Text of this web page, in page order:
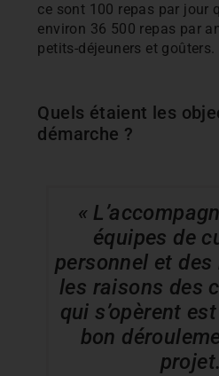
ce sont 100 repas par jour
environ 36 500 repas par
petits-déjeuners et goûters.
Quels étaient les
démarche ?
«
équipes de
personnel et
les raisons des
qui s’opèrent
bon